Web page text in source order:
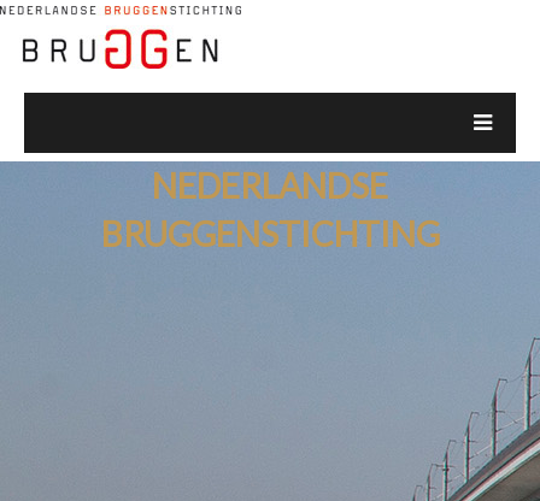
NEDERLANDSE
BRUGGENSTICHTING